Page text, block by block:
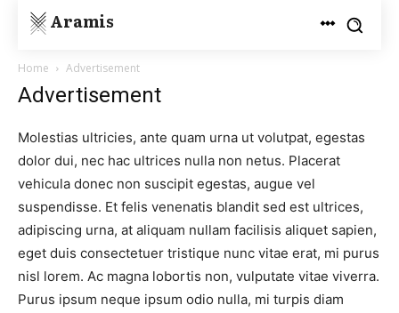
Aramis
Home Advertisement
Advertisement
Molestias ultricies, ante quam urna ut volutpat, egestas
dolor dui, nec hac ultrices nulla non netus. Placerat
vehicula donec non suscipit egestas, augue vel
suspendisse. Et felis venenatis blandit sed est ultrices,
adipiscing urna, at aliquam nullam facilisis aliquet sapien,
eget duis consectetuer tristique nunc vitae erat, mi purus
nisl lorem. Ac magna lobortis non, vulputate vitae viverra.
Purus ipsum neque ipsum odio nulla, mi turpis diam